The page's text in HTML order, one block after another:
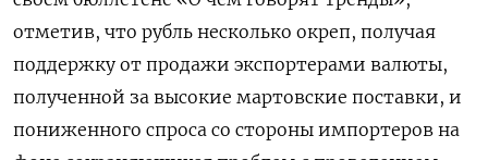
отметив, что рубль несколько окреп, получая
поддержку от продажи экспортерами валюты,
полученной за высокие мартовские поставки, и
пониженного спроса со стороны импортеров на